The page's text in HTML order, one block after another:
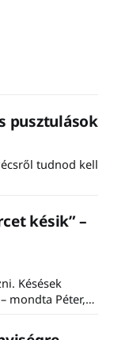
pusztulások
tudnod kell
késik” –
Késések
mondta Péter,
ezért nem is